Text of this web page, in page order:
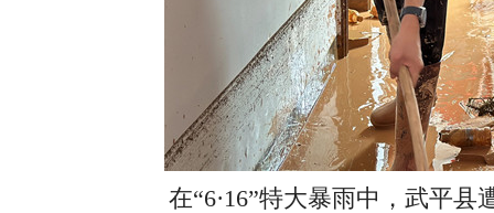
在“6·16”特大暴雨中，武平